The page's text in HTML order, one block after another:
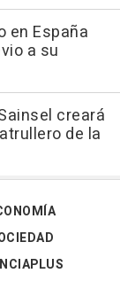
en España
a su
creará
de la